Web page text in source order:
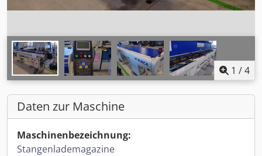
1 /4
Daten zur Maschine
Maschinenbezeichnung:
Stangenlademagazine